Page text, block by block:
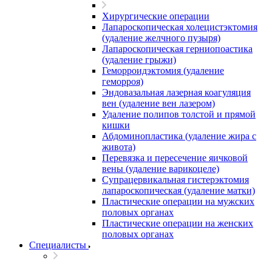
Хирургические операции
Лапароскопическая холецистэктомия
(удаление желчного пузыря)
Лапароскопическая герниопоастика
(удаление грыжи)
Геморроидэктомия (удаление
геморроя)
Эндовазальная лазерная коагуляция
вен (удаление вен лазером)
Удаление полипов толстой и прямой
кишки
Абдоминопластика (удаление жира с
живота)
Перевязка и пересечение яичковой
вены (удаление варикоцеле)
Супрацервикальная гистерэктомия
лапароскопическая (удаление матки)
Пластические операции на мужских
половых органах
Пластические операции на женских
половых органах
Специалисты